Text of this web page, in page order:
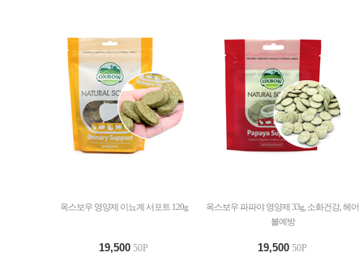
옥스보우 영양제 이뇨계 서포트 120g
19,500 50P
옥스보우 파파야 영양제 33g, 소화건강, 헤어
볼예방
19,500 50P